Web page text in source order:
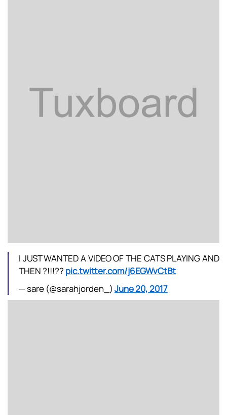
I JUST WANTED A VIDEO OF THE CATS PLAYING AND
THEN ?!!!?? pic.twitter.com/j6EGWvCtBt
— sare (@sarahjorden_) June 20, 2017